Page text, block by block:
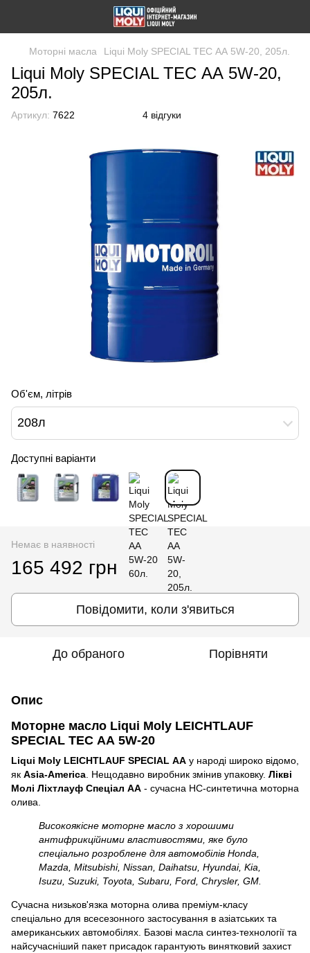
Моторні масла Liqui Moly SPECIAL TEC АА 5W-20, 205л.
Liqui Moly SPECIAL TEC АА 5W-20,
205л.
Артикул: 7622 4 відгуки
Об'єм, літрів
208л
Доступні варіанти
Немає в наявності
165 492 грн
Повідомити, коли з'явиться
До обраного Порівняти
Опис
Моторне масло Liqui Moly LEICHTLAUF
SPECIAL TEC АА 5W-20
Liqui Moly LEICHTLAUF SPECIAL АА у народі широко відомо,
як Asia-America . Нещодавно виробник змінив упаковку. Лікві
Молі Ліхтлауф Спеціал АА - сучасна НС-синтетична моторна
олива.
Високоякісне моторне масло з хорошими
антифрикційними властивостями, яке було
спеціально розроблене для автомобілів Honda,
Mazda, Mitsubishi, Nissan, Daihatsu, Hyundai, Kia,
Isuzu, Suzuki, Toyota, Subaru, Ford, Chrysler, GM.
Сучасна низьков'язка моторна олива преміум-класу
спеціально для всесезонного застосування в азіатських та
американських автомобілях. Базові масла синтез-технології та
найсучасніший пакет присадок гарантують винятковий захист